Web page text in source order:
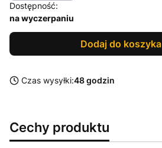
Dostępność:
na wyczerpaniu
Dodaj do koszyka
Czas wysyłki:48 godzin
Cechy produktu